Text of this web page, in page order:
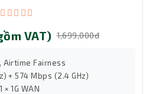
VAT) 1,699,000đ
Airtime Fairness
+ 574 Mbps (2.4 GHz)
× 1G WAN